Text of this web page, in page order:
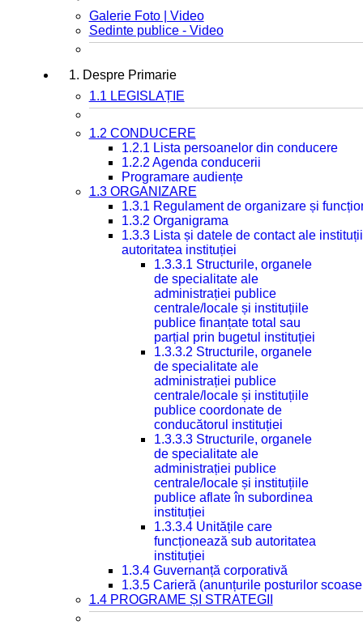
Galerie Foto | Video
Sedinte publice - Video
1. Despre Primarie
1.1 LEGISLAȚIE
1.2 CONDUCERE
1.2.1 Lista persoanelor din conducere
1.2.2 Agenda conducerii
Programare audiențe
1.3 ORGANIZARE
1.3.1 Regulament de organizare și
1.3.2 Organigrama
1.3.3 Lista și datele de contact ale
autoritatea instituției
1.3.3.1 Structurile, organele
de specialitate ale
administrației publice
centrale/locale și instituțiile
publice finanțate total sau
parțial prin bugetul instituției
1.3.3.2 Structurile, organele
de specialitate ale
administrației publice
centrale/locale și instituțiile
publice coordonate de
conducătorul instituției
1.3.3.3 Structurile, organele
de specialitate ale
administrației publice
centrale/locale și instituțiile
publice aflate în subordinea
instituției
1.3.3.4 Unitățile care
funcționează sub autoritatea
instituției
1.3.4 Guvernanță corporativă
1.3.5 Carieră (anunțurile posturilor
1.4 PROGRAME ȘI STRATEGII